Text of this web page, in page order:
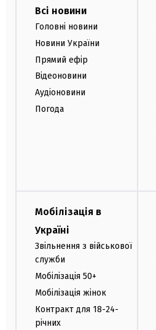
Всі новини
Головні новини
Новини України
Прямий ефір
Відеоновини
Аудіоновини
Погода
Мобілізація в
Україні
Звільнення з військової
служби
Мобілізація 50+
Мобілізація жінок
Контракт для 18-24-
річних